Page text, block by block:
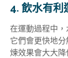
4. 飲水有利
在運動過程中，
它們會更快地
煉效果會大大降